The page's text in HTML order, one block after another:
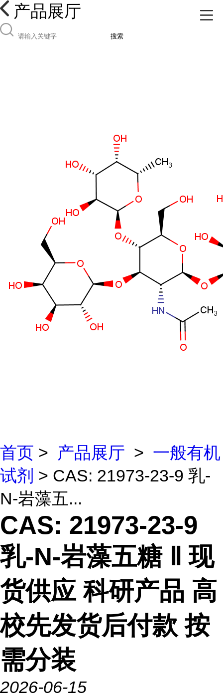
产品展厅
搜索
首页 > 产品展厅 > 一般有机
试剂 > CAS: 21973-23-9 乳-
N-岩藻五...
CAS: 21973-23-9
乳-N-岩藻五糖 Ⅱ 现
货供应 科研产品 高
校先发货后付款 按
需分装
2026-06-15